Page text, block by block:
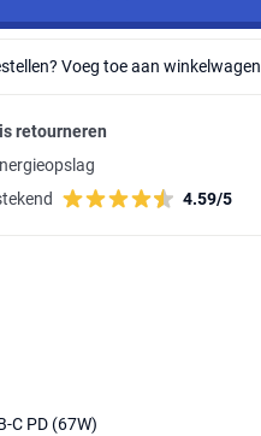
Voeg toe aan winkelwagen
retourneren
4.59/5
C PD (67W)